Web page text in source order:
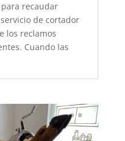
recaudar
de cortador
los reclamos
Cuando las